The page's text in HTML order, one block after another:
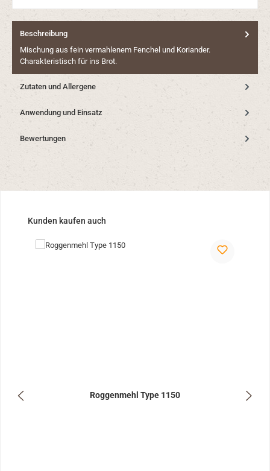
Beschreibung
Mischung aus fein vermahlenem Fenchel und Koriander.
Charakteristisch für ins Brot.
Zutaten und Allergene
Anwendung und Einsatz
Bewertungen
Produktgalerie überspringen
Kunden kaufen auch
Roggenmehl Type 1150